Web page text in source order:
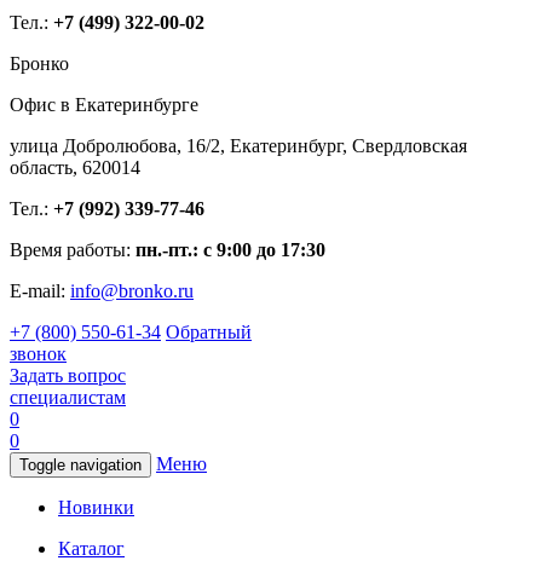
Тел.: +7 (499) 322-00-02
Бронко
Офис в Екатеринбурге
улица Добролюбова, 16/2, Екатеринбург, Свердловская
область, 620014
Тел.: +7 (992) 339-77-46
Время работы: пн.-пт.: с 9:00 до 17:30
E-mail: info@bronko.ru
+7 (800) 550-61-34 Обратный
звонок
Задать вопрос
специалистам
0
0
Toggle navigation Меню
Новинки
Каталог